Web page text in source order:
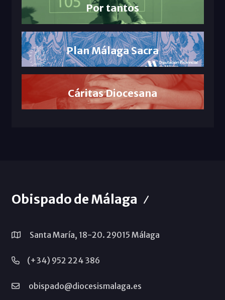
Por tantos
Plan Málaga Sacra
Cáritas Diocesana
Obispado de Málaga
Santa María, 18-20. 29015 Málaga
(+34) 952 224 386
obispado@diocesismalaga.es